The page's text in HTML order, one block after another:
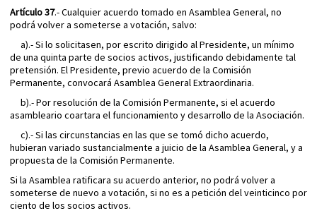
Artículo 37.- Cualquier acuerdo tomado en Asamblea General, no
podrá volver a someterse a votación, salvo:
a).- Si lo solicitasen, por escrito dirigido al Presidente, un mínimo
de una quinta parte de socios activos, justificando debidamente tal
pretensión. El Presidente, previo acuerdo de la Comisión
Permanente, convocará Asamblea General Extraordinaria.
b).- Por resolución de la Comisión Permanente, si el acuerdo
asambleario coartara el funcionamiento y desarrollo de la Asociación.
c).- Si las circunstancias en las que se tomó dicho acuerdo,
hubieran variado sustancialmente a juicio de la Asamblea General, y a
propuesta de la Comisión Permanente.
Si la Asamblea ratificara su acuerdo anterior, no podrá volver a
someterse de nuevo a votación, si no es a petición del veinticinco por
ciento de los socios activos.